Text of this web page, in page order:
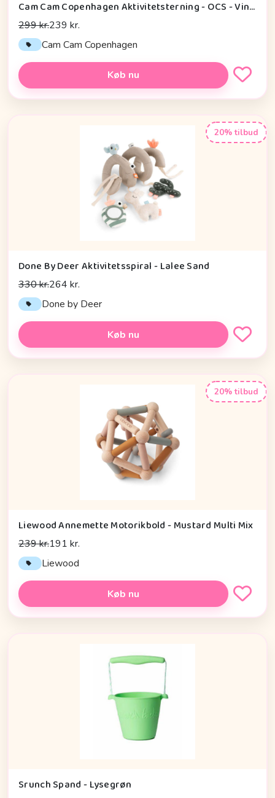
Cam Cam Copenhagen Aktivitetsterning - OCS - Vintage Toys
299 kr.239 kr.
Cam Cam Copenhagen
Køb nu
20% tilbud
Done By Deer Aktivitetsspiral - Lalee Sand
330 kr.264 kr.
Done by Deer
Køb nu
20% tilbud
Liewood Annemette Motorikbold - Mustard Multi Mix
239 kr.191 kr.
Liewood
Køb nu
Srunch Spand - Lysegrøn